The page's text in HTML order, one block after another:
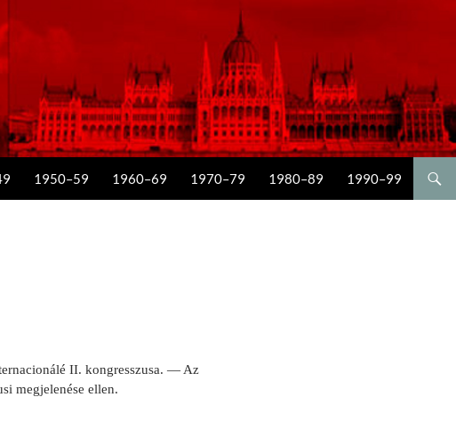
1950–59 1960–69 1970–79 1980–89 1990–99
II. kongresszusa. — Az
megjelenése ellen.